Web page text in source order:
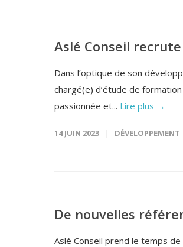
Aslé Conseil
Dans l’optique de son
chargé(e) d’étude de
passionnée et... Lire plus →
14 JUIN 2023 DÉVELOPPEMENT
De nouvelles
Aslé Conseil prend le temps